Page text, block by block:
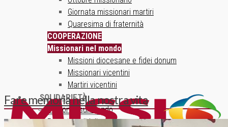
Giornata missionari martiri
Quaresima di fraternità
COOPERAZIONE
Missionari nel mondo
Missioni diocesane e fidei donum
Missionari vicentini
Martiri vicentini
SOLIDARIETÀ
Un ponte sul mondo
Progetti solidali
Fare memoria nella nostra vita